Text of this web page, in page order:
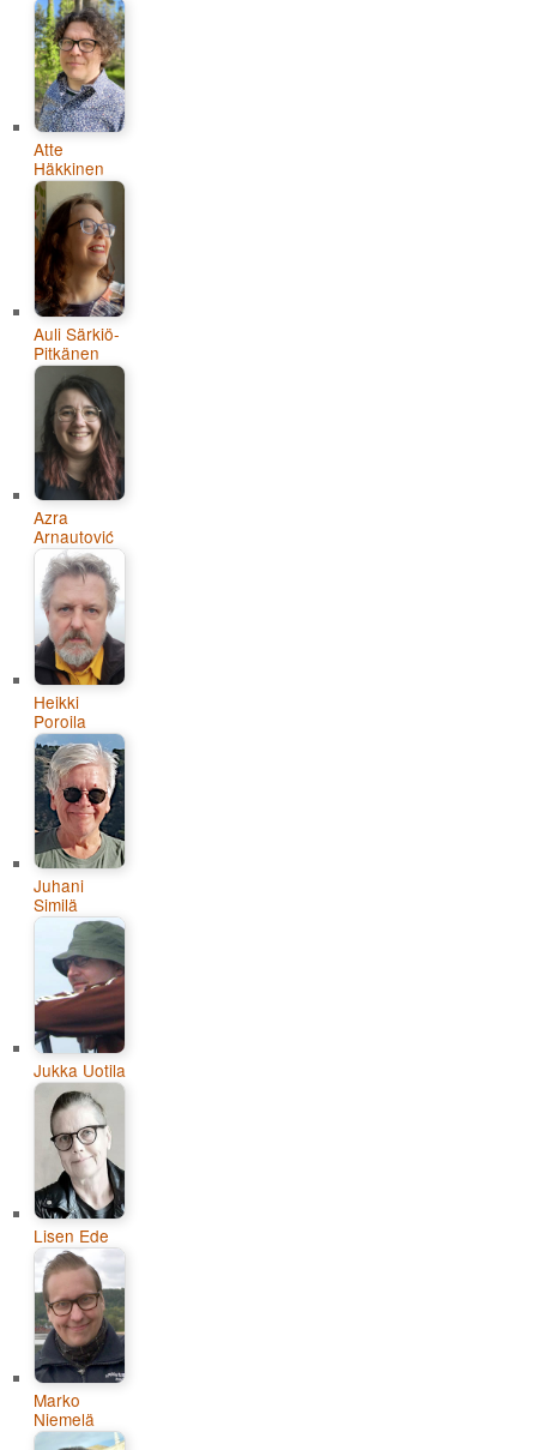
Atte
Häkkinen
Auli Särkiö-
Pitkänen
Azra
Arnautović
Heikki
Poroila
Juhani
Similä
Jukka Uotila
Lisen Ede
Marko
Niemelä